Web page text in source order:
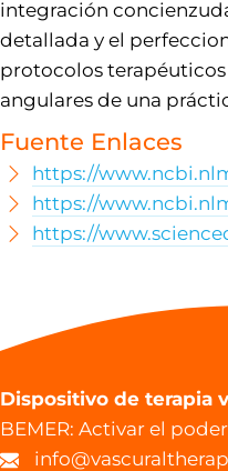
integración
detallada y el
protocolos
angulares de una
Fuente Enlaces
https://
https://
https://
Dispositivo de terapia
BEMER: Activar el